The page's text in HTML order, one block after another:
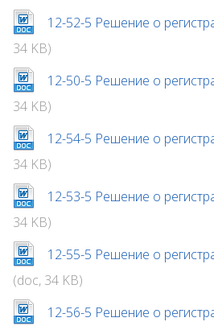
12-52-5 Решение о
34 KB)
12-50-5 Решение о
34 KB)
12-54-5 Решение о
34 KB)
12-53-5 Решение о
34 KB)
12-55-5 Решение о
(doc, 34 KB)
12-56-5 Решение о